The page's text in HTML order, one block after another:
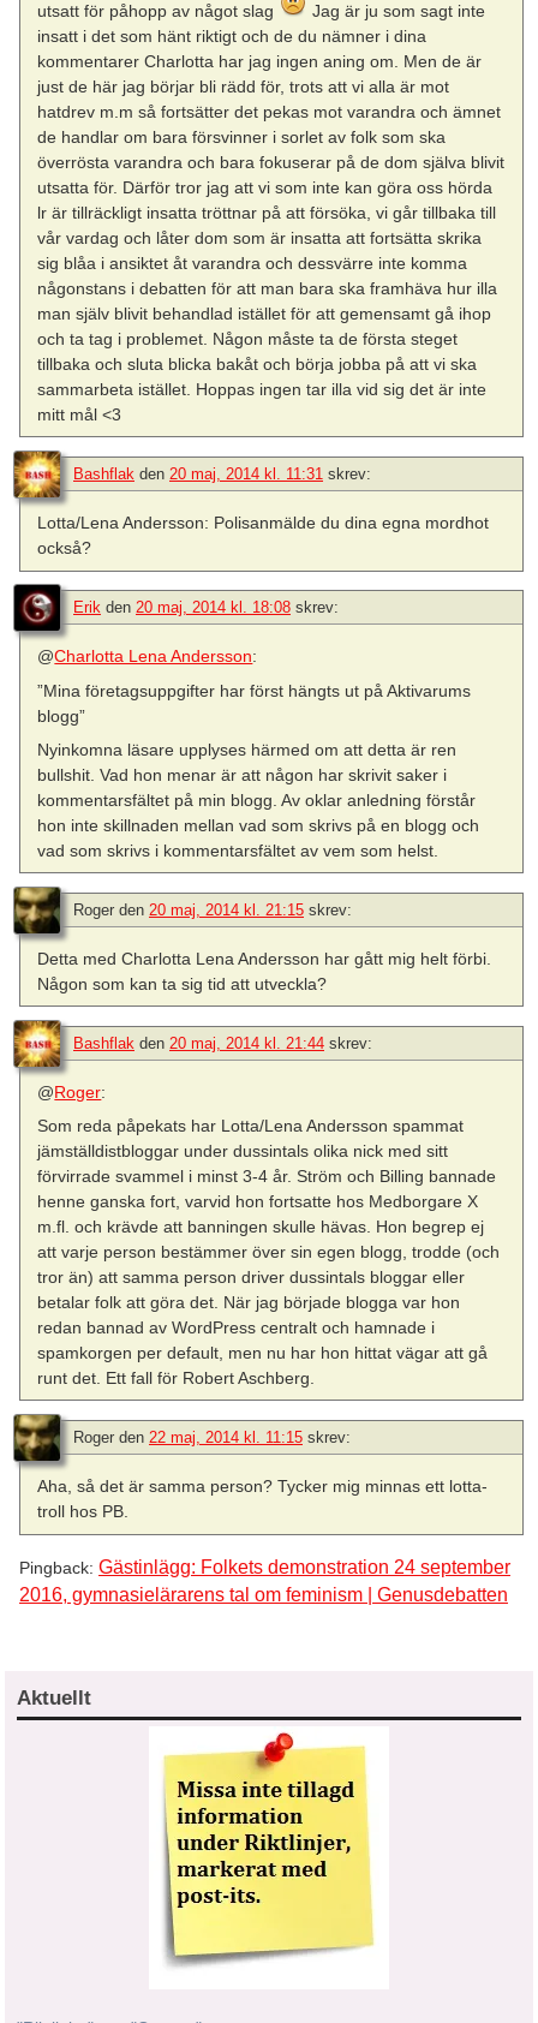
utsatt för påhopp av något slag
Jag är ju som sagt inte
insatt i det som hänt riktigt och de du nämner i dina
kommentarer Charlotta har jag ingen aning om. Men de är
just de här jag börjar bli rädd för, trots att vi alla är mot
hatdrev m.m så fortsätter det pekas mot varandra och ämnet
de handlar om bara försvinner i sorlet av folk som ska
överrösta varandra och bara fokuserar på de dom själva blivit
utsatta för. Därför tror jag att vi som inte kan göra oss hörda
lr är tillräckligt insatta tröttnar på att försöka, vi går tillbaka till
vår vardag och låter dom som är insatta att fortsätta skrika
sig blåa i ansiktet åt varandra och dessvärre inte komma
någonstans i debatten för att man bara ska framhäva hur illa
man själv blivit behandlad istället för att gemensamt gå ihop
och ta tag i problemet. Någon måste ta de första steget
tillbaka och sluta blicka bakåt och börja jobba på att vi ska
sammarbeta istället. Hoppas ingen tar illa vid sig det är inte
mitt mål <3
Bashflak den 20 maj, 2014 kl. 11:31 skrev:
Lotta/Lena Andersson: Polisanmälde du dina egna mordhot
också?
Erik den 20 maj, 2014 kl. 18:08 skrev:
@Charlotta Lena Andersson:
”Mina företagsuppgifter har först hängts ut på Aktivarums
blogg”
Nyinkomna läsare upplyses härmed om att detta är ren
bullshit. Vad hon menar är att någon har skrivit saker i
kommentarsfältet på min blogg. Av oklar anledning förstår
hon inte skillnaden mellan vad som skrivs på en blogg och
vad som skrivs i kommentarsfältet av vem som helst.
Roger den 20 maj, 2014 kl. 21:15 skrev:
Detta med Charlotta Lena Andersson har gått mig helt förbi.
Någon som kan ta sig tid att utveckla?
Bashflak den 20 maj, 2014 kl. 21:44 skrev:
@Roger:
Som reda påpekats har Lotta/Lena Andersson spammat
jämställdistbloggar under dussintals olika nick med sitt
förvirrade svammel i minst 3-4 år. Ström och Billing bannade
henne ganska fort, varvid hon fortsatte hos Medborgare X
m.fl. och krävde att banningen skulle hävas. Hon begrep ej
att varje person bestämmer över sin egen blogg, trodde (och
tror än) att samma person driver dussintals bloggar eller
betalar folk att göra det. När jag började blogga var hon
redan bannad av WordPress centralt och hamnade i
spamkorgen per default, men nu har hon hittat vägar att gå
runt det. Ett fall för Robert Aschberg.
Roger den 22 maj, 2014 kl. 11:15 skrev:
Aha, så det är samma person? Tycker mig minnas ett lotta-
troll hos PB.
Pingback: Gästinlägg: Folkets demonstration 24 september
2016, gymnasielärarens tal om feminism | Genusdebatten
Aktuellt